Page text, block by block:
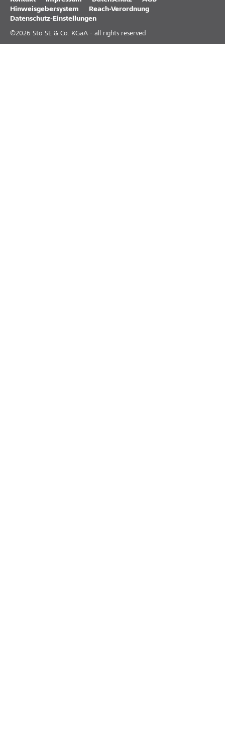
Hinweisgebersystem
Reach-Verordnung
Datenschutz-Einstellungen
©2026 Sto SE & Co. KGaA - all rights reserved